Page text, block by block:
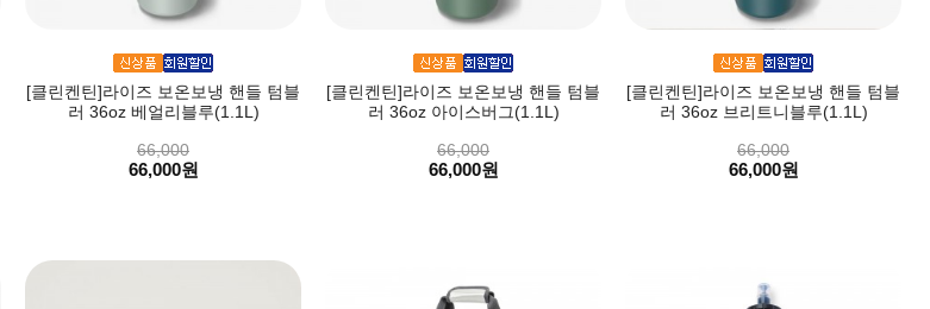
[클린켄틴]라이즈 보온보냉 핸들 텀블
러 36oz 베얼리블루(1.1L)
66,000
66,000원
[클린켄틴]라이즈 보온보냉 핸들 텀블
러 36oz 아이스버그(1.1L)
66,000
66,000원
[클린켄틴]라이즈 보온보냉 핸들 텀블
러 36oz 브리트니블루(1.1L)
66,000
66,000원